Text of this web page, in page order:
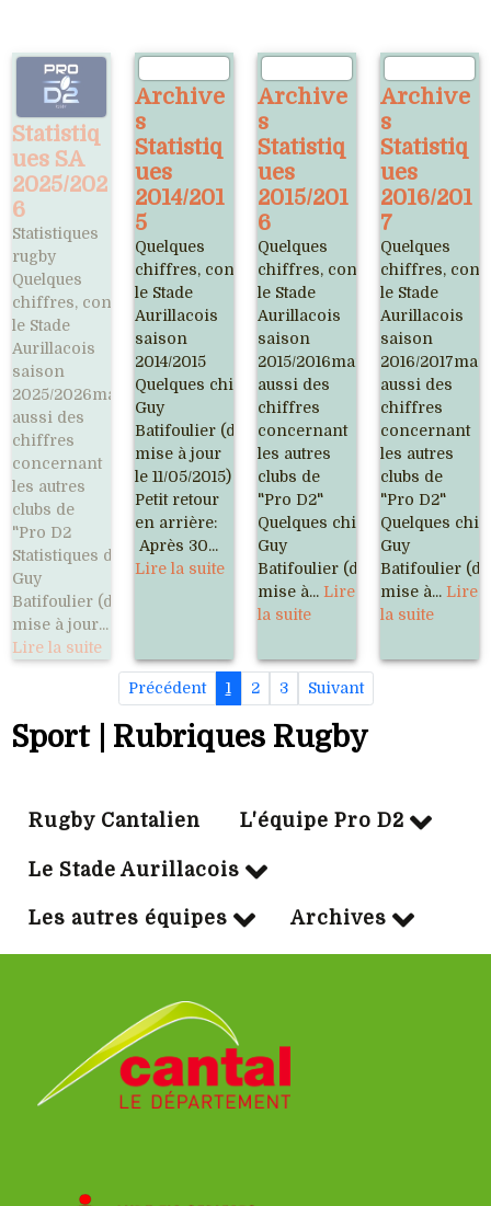
Statistiq
ues SA
2025/202
6
Statistiques
rugby
Quelques
chiffres, concernant
le Stade
Aurillacois
saison
2025/2026mais
aussi des
chiffres
concernant
les autres
clubs de
"Pro D2
Statistiques de
Guy
Batifoulier (dernière
mise à jour...
Lire la suite
Archive
s
Statistiq
ues
2014/201
5
Quelques
chiffres, concernant
le Stade
Aurillacois
saison
2014/2015
Quelques chiffres & statistiques de
Guy
Batifoulier (dernière
mise à jour
le 11/05/2015)
Petit retour
en arrière:
Après 30...
Lire la suite
Archive
s
Statistiq
ues
2015/201
6
Quelques
chiffres, concernant
le Stade
Aurillacois
saison
2015/2016mais
aussi des
chiffres
concernant
les autres
clubs de
"Pro D2"
Quelques chiffres &
Guy
Batifoulier (dernière
mise à... Lire
la suite
Archive
s
Statistiq
ues
2016/201
7
Quelques
chiffres,
le Stade
Aurillacois
saison
2016/2017mais
aussi des
chiffres
concernant
les autres
clubs de
"Pro D2"
Quelques
Guy
Batifoulier
mise à... Lire
la suite
Précédent 1 2 3 Suivant
Sport | Rubriques Rugby
Rugby Cantalien L'équipe Pro D2
Le Stade Aurillacois
Les autres équipes Archives